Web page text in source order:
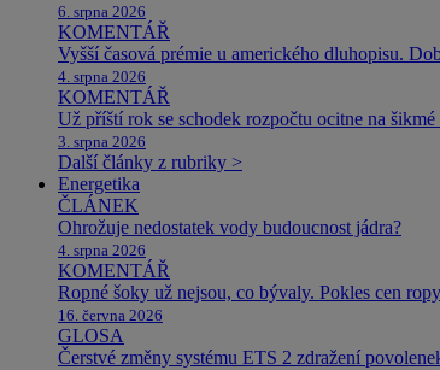
6. srpna 2026
KOMENTÁŘ
Vyšší časová prémie u amerického dluhopisu.
4. srpna 2026
KOMENTÁŘ
Už příští rok se schodek rozpočtu ocitne na šikmé
3. srpna 2026
Další články z rubriky >
Energetika
ČLÁNEK
Ohrožuje nedostatek vody budoucnost jádra?
4. srpna 2026
KOMENTÁŘ
Ropné šoky už nejsou, co bývaly. Pokles cen
16. června 2026
GLOSA
Čerstvé změny systému ETS 2 zdražení